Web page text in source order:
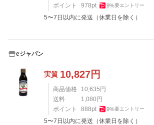
ポイント 978pt 9%要エントリー
5〜7日以内に発送（休業日を除く）
eジャパン
実質 10,827円
商品価格 10,635 円
送料
1,080 円
ポイント
888pt 9%要エントリー
5〜7日以内に発送（休業日を除く）